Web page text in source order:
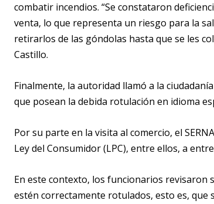
combatir incendios. “Se constataron
venta, lo que representa un riesgo para la
retirarlos de las góndolas hasta que se les
Castillo.
Finalmente, la autoridad llamó a la
que posean la debida rotulación en idioma
Por su parte en la visita al comercio, el
Ley del Consumidor (LPC), entre ellos, a
En este contexto, los funcionarios revisaron
estén correctamente rotulados, esto es, que